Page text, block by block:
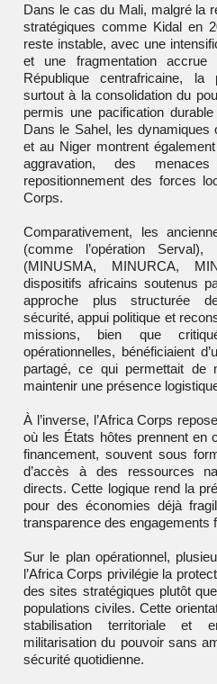
Dans le cas du Mali, malgré la
stratégiques comme Kidal en
reste instable, avec une
et une fragmentation
République centrafricaine,
surtout à la consolidation du
permis une pacification
Dans le Sahel, les
et au Niger montrent
aggravation, des
repositionnement des forces
Corps.
Comparativement, les
(comme l’opération
(MINUSMA, MINURCA,
dispositifs africains soutenus
approche plus structurée
sécurité, appui politique et
missions, bien que
opérationnelles, bénéficiaient
partagé, ce qui permettait de
maintenir une présence
À l’inverse, l’Africa Corps
où les États hôtes prennent en
financement, souvent sous
d’accès à des ressources
directs. Cette logique rend la
pour des économies déjà
transparence des engagements
Sur le plan opérationnel,
l’Africa Corps privilégie la
des sites stratégiques plutôt
populations civiles. Cette
stabilisation territoriale et
militarisation du pouvoir sans
sécurité quotidienne.